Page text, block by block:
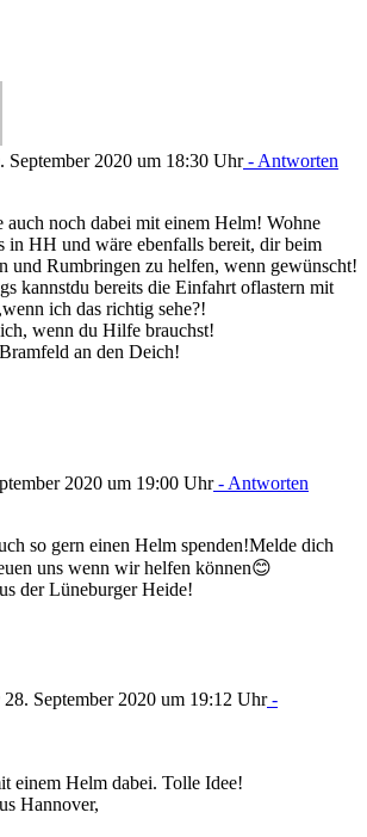
September 2020 um 18:30 Uhr- Antworten
auch noch dabei mit einem Helm! Wohne
in HH und wäre ebenfalls bereit, dir beim
und Rumbringen zu helfen, wenn gewünscht!
kannstdu bereits die Einfahrt oflastern mit
ich das richtig sehe?!
wenn du Hilfe brauchst!
an den Deich!
2020 um 19:00 Uhr- Antworten
so gern einen Helm spenden!Melde dich
uns wenn wir helfen können😊
der Lüneburger Heide!
28. September 2020 um 19:12 Uhr-
einem Helm dabei. Tolle Idee!
Hannover,